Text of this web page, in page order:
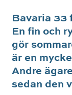
Bavaria 33
En fin och
gör
är en
Andre
sedan den